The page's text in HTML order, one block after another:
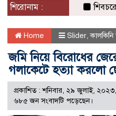
শিরোনাম :
শিবচরে
Home Slider,
জমি নিয়ে বিরোধের
গলাকেটে হত্যা করলো
প্রকাশিত : শনিবার, ২৯ জুলাই,
৬৮৫ জন সংবাদটি পড়েছেন।